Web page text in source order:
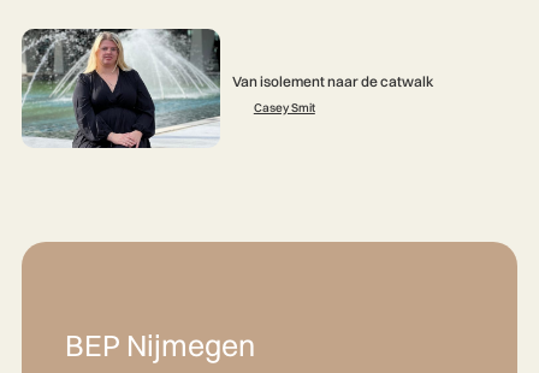
Van isolement naar de catwalk
Casey Smit
BEP Nijmegen